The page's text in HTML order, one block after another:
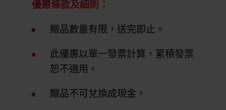
優惠條款及細則：
贈品數量有限，送完即止。
此優惠以單一發票計算，累積發票
恕不適用。
贈品不可兌換成現金。